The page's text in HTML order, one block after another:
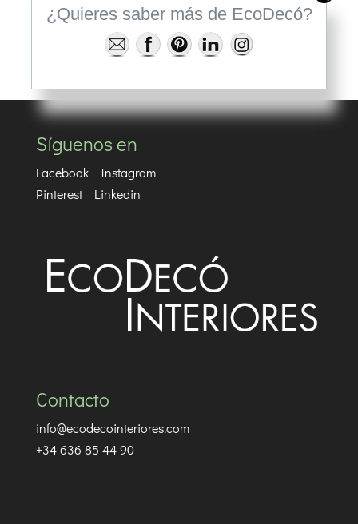
falta de espacio y la nula posibilidad a realizar
reformas en una vivienda, nos encontramos con un
objetivo prioritario;...
Síguenos en
Facebook
Instagram
Pinterest
Linkedin
Contacto
info@ecodecointeriores.com
+34 636 85 44 90
¿Quieres saber más de EcoDecó?